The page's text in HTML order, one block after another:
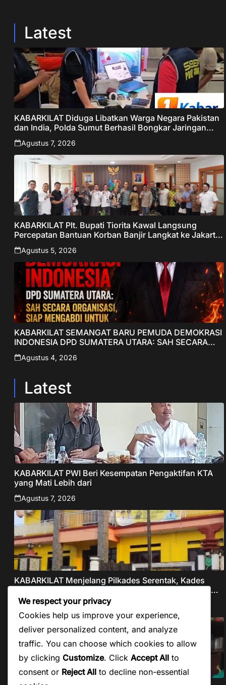
Latest
KABARKILAT Diduga Libatkan Warga Negara Pakistan
dan India, Polda Sumut Berhasil Bongkar Jaringan
Online Scamming Internasional
Agustus 7, 2026
KABARKILAT Plt. Bupati Tiorita Kawal Langsung
Percepatan Bantuan Korban Banjir Langkat ke Jakarta
– Sentralberita
Agustus 5, 2026
KABARKILAT SEMANGAT BARU PEMUDA DEMOKRASI
INDONESIA DPD SUMATERA UTARA: SAH SECARA
ORGANISASI, SIAP MENGABDI UNTUK RAKYAT DAN
INDONESIA
Agustus 4, 2026
Latest
KABARKILAT PWI Beri Kesempatan Pengaktifan KTA
yang Mati Lebih dari
Agustus 7, 2026
KABARKILAT Menjelang Pilkades Serentak, Kades
PAW Ciruluk Kalijati Subang Bungkam Atas Dugaan
Pungli dan Nepotisme Yang Disorot Warganet
Agustus 6, 2026
We respect your privacy
Cookies help us improve your experience,
deliver personalized content, and analyze
traffic. You can choose which cookies to allow
by clicking Customize. Click Accept All to
consent or Reject All to decline non-essential